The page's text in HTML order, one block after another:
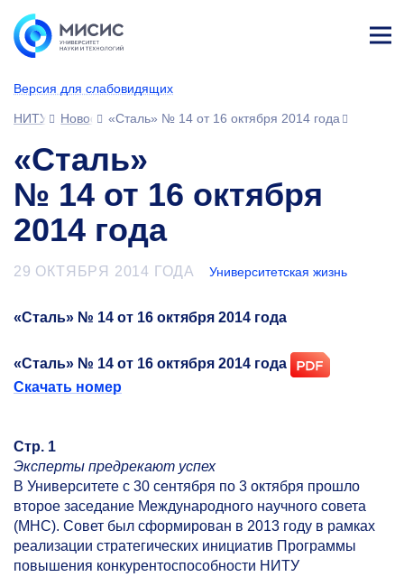
Версия для слабовидящих
ине
НИТУ МИСИС
Новости«Сталь» № 14 от 16 октября 2014 года
«Сталь»
№ 14 от 16 октября
2014 года
29 ОКТЯБРЯ 2014 ГОДА Университетская жизнь
«Сталь» № 14 от 16 октября 2014 года
«Сталь» № 14 от 16 октября 2014 года
Скачать номер
Стр. 1
Эксперты предрекают успех
В Университете с 30 сентября по 3 октября прошло
второе заседание Международного научного совета
(МНС). Совет был сформирован в 2013 году в рамках
реализации стратегических инициатив Программы
повышения конкурентоспособности НИТУ